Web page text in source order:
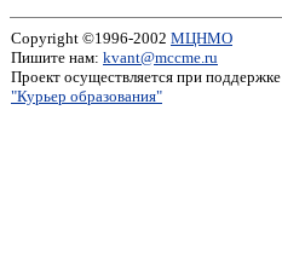
Copyright ©1996-2002 МЦНМО
Пишите нам: kvant@mccme.ru
Проект осуществляется при поддержке
"Курьер образования"